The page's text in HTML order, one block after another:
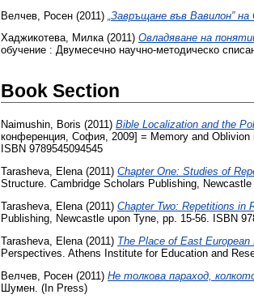
Велчев, Росен (2011) „Завръщане във Вавилон”
Хаджикотева, Милка(2011) Овладяване на
обучение : Двумесечно научно-методическо
Book Section
Naimushin, Boris (2011) Bible Localization and the
конференция, София, 2009] = Memory and
ISBN 9789545094545
Tarasheva, Elena(2011) Chapter One: Studies of
Structure. Cambridge Scholars Publishing,
Tarasheva, Elena(2011) Chapter Two: Repetitions in
Publishing, Newcastle upon Tyne, pp. 15-56. ISBN
Tarasheva, Elena (2011) The Place of East European
Perspectives. Athens Institute for Education and
Велчев, Росен (2011) Не толкова параход,
Шумен. (In Press)